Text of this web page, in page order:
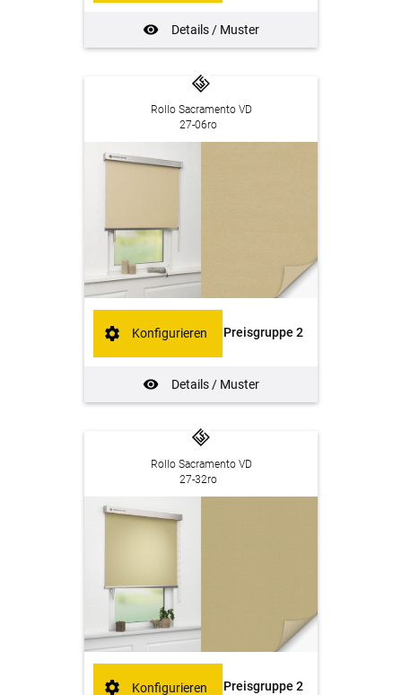
Details / Muster
Rollo Sacramento VD
27-06ro
Preisgruppe 2
Details / Muster
Konfigurieren
Rollo Sacramento VD
27-32ro
Preisgruppe 2
Konfigurieren